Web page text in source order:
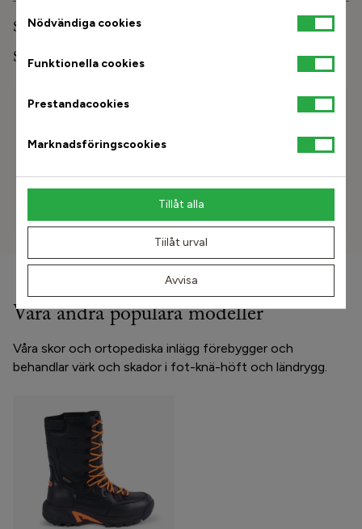
på att om du blockerar vissa typer av cookies kan det
som du kanske vill ha. För mer information och för att
Nödvändiga cookies
Funktionella cookies
Prestandacookies
Marknadsföringscookies
Tillåt alla
Tiilåt urval
Avvisa
Skovård
Stinaa.J Studio
Hitta min storlek
Hitta
Våra andra populära modeller
Våra skor och ortopediska inlägg förebygger och
behandlar värk och skador i fot-knä-höft och ländrygg.